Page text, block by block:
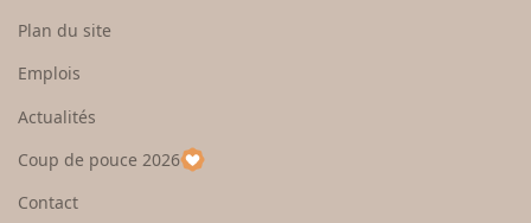
e
u
p
a
Plan du site
Emplois
Actualités
Coup de pouce 2026
Contact